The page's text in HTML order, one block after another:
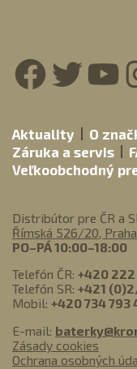
Aktuality O
Záruka a servis
Veľkoobchodný
Distribútor pre ČR a
Římská 526/20,
PO–PÁ 10:00–18:00
Telefón ČR: +420
Telefón SR: +421
Mobil: +420 734 793
E-mail:
Zásady cookies
Ochrana osobných